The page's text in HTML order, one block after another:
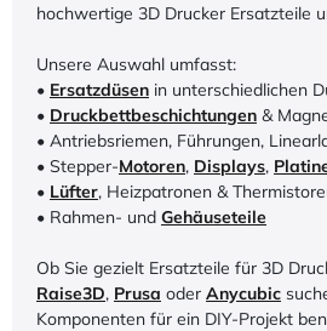
hochwertige 3D Drucker Ersatzteile
Unsere Auswahl umfasst:
• Ersatzdüsen in unterschiedlichen
• Druckbettbeschichtungen &
• Antriebsriemen, Führungen,
• Stepper-Motoren, Displays,
• Lüfter, Heizpatronen &
• Rahmen- und Gehäuseteile
Ob Sie gezielt Ersatzteile für 3D
Raise3D, Prusa oder Anycubic
Komponenten für ein DIY-Projekt